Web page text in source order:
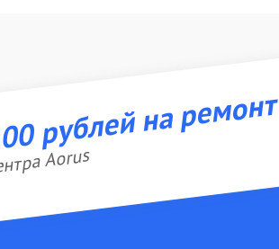
рублей на ремонт
Aorus